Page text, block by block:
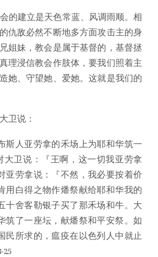
建立是天色常蓝、风调雨顺。相
仇敌必然不断地多方面攻击主的身
姐妹，教会是属于基督的，基督拯
理浸信教会作肢体，要我们照着主
她、守望她、爱她。这就是我们的
说：
斯人亚劳拿的禾场上为耶和华筑一
大卫说：『王啊，这一切我亚劳拿
亚劳拿说：『不然，我必要按着价
用白得之物作燔祭献给耶和华我的
十舍客勒银子买了那禾场和牛。大
筑了一座坛，献燔祭和平安祭。如
民所求的，瘟疫在以色列人中就止
25